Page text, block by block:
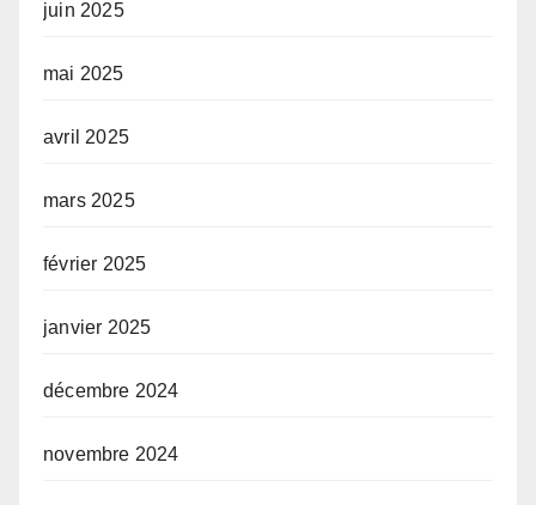
juin 2025
mai 2025
avril 2025
mars 2025
février 2025
janvier 2025
décembre 2024
novembre 2024